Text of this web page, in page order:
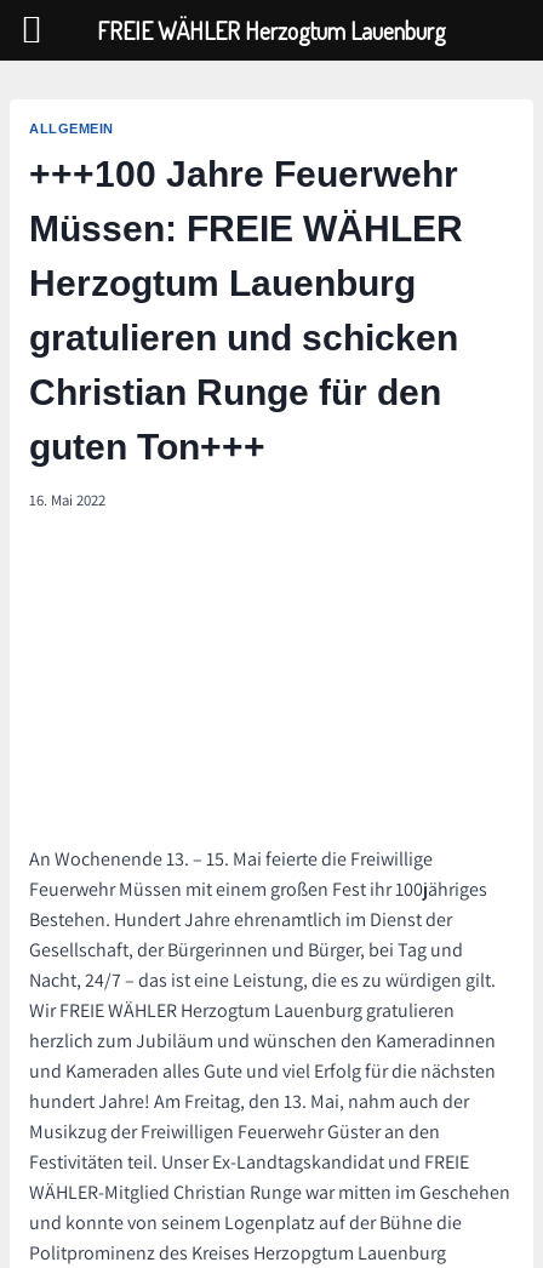
springen
ALLGEMEIN
+++100 Jahre Feuerwehr
Müssen: FREIE WÄHLER
Herzogtum Lauenburg
gratulieren und schicken
Christian Runge für den
guten Ton+++
16. Mai 2022
An Wochenende 13. – 15. Mai feierte die Freiwillige
Feuerwehr Müssen mit einem großen Fest ihr 100jähriges
Bestehen. Hundert Jahre ehrenamtlich im Dienst der
Gesellschaft, der Bürgerinnen und Bürger, bei Tag und
Nacht, 24/7 – das ist eine Leistung, die es zu würdigen gilt.
Wir FREIE WÄHLER Herzogtum Lauenburg gratulieren
herzlich zum Jubiläum und wünschen den Kameradinnen
und Kameraden alles Gute und viel Erfolg für die nächsten
hundert Jahre! Am Freitag, den 13. Mai, nahm auch der
Musikzug der Freiwilligen Feuerwehr Güster an den
Festivitäten teil. Unser Ex-Landtagskandidat und FREIE
WÄHLER-Mitglied Christian Runge war mitten im Geschehen
und konnte von seinem Logenplatz auf der Bühne die
Politprominenz des Kreises Herzopgtum Lauenburg
FREIE WÄHLER Herzogtum Lauenburg